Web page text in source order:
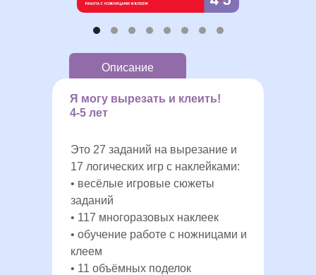
Описание
Я могу вырезать и клеить!
4-5 лет
Это 27 заданий на вырезание и
17 логических игр с наклейками:
• весёлые игровые сюжеты
заданий
• 117 многоразовых наклеек
• обучение работе с ножницами и
клеем
• 11 объёмных поделок